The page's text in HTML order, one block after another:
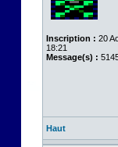
Inscription : 20
18:21
Message(s) :
Haut